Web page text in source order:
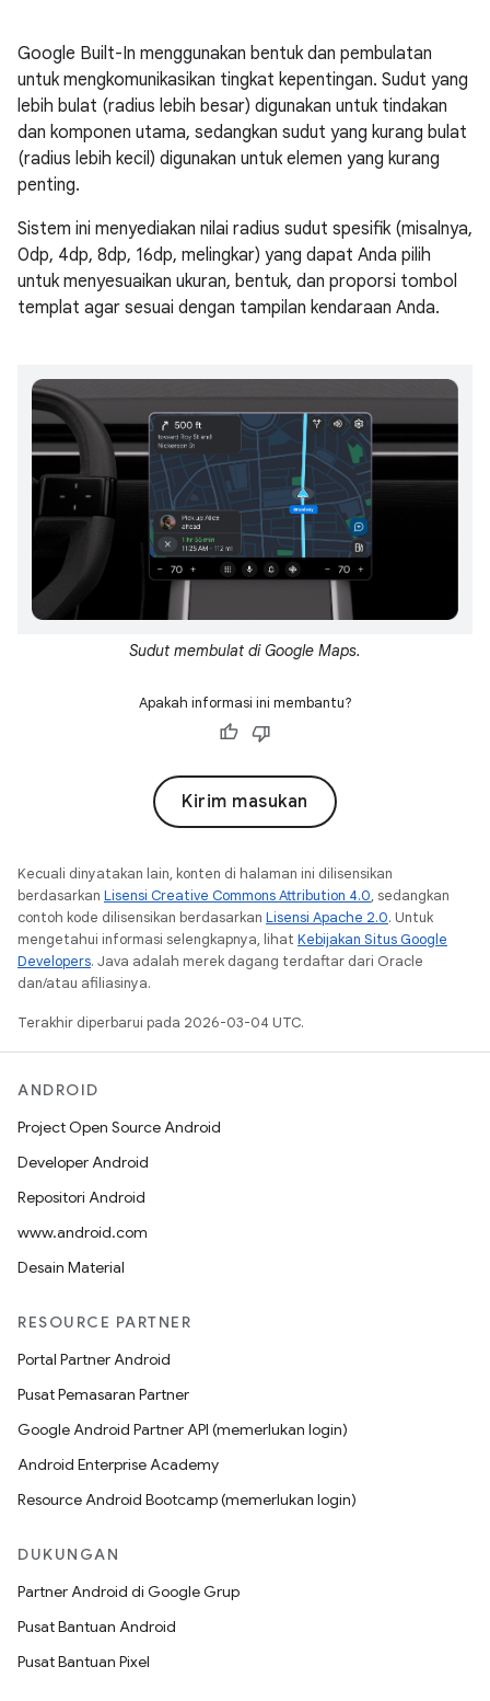
Google Built-In menggunakan bentuk dan pembulatan
untuk mengkomunikasikan tingkat kepentingan. Sudut yang
lebih bulat (radius lebih besar) digunakan untuk tindakan
dan komponen utama, sedangkan sudut yang kurang bulat
(radius lebih kecil) digunakan untuk elemen yang kurang
penting.
Sistem ini menyediakan nilai radius sudut spesifik (misalnya,
0dp, 4dp, 8dp, 16dp, melingkar) yang dapat Anda pilih
untuk menyesuaikan ukuran, bentuk, dan proporsi tombol
templat agar sesuai dengan tampilan kendaraan Anda.
Sudut membulat di Google Maps.
Apakah informasi ini membantu?
Kirim masukan
Kecuali dinyatakan lain, konten di halaman ini dilisensikan
berdasarkan Lisensi Creative Commons Attribution 4.0, sedangkan
contoh kode dilisensikan berdasarkan Lisensi Apache 2.0. Untuk
mengetahui informasi selengkapnya, lihat Kebijakan Situs Google
Developers. Java adalah merek dagang terdaftar dari Oracle
dan/atau afiliasinya.
Terakhir diperbarui pada 2026-03-04 UTC.
ANDROID
Project Open Source Android
Developer Android
Repositori Android
www.android.com
Desain Material
RESOURCE PARTNER
Portal Partner Android
Pusat Pemasaran Partner
Google Android Partner API (memerlukan login)
Android Enterprise Academy
Resource Android Bootcamp (memerlukan login)
DUKUNGAN
Partner Android di Google Grup
Pusat Bantuan Android
Pusat Bantuan Pixel